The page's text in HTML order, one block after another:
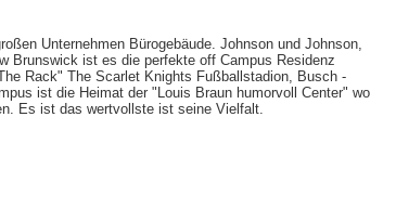
Unternehmen Bürogebäude. Johnson und Johnson,
Brunswick ist es die perfekte off Campus Residenz
Rack" The Scarlet Knights Fußballstadion, Busch -
ist die Heimat der "Louis Braun humorvoll Center" wo
Es ist das wertvollste ist seine Vielfalt.